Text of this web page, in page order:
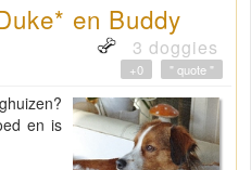
en Buddy
3 doggies
" quote "
+0
en is